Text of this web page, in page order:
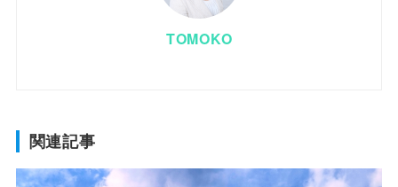
TOMOKO
関連記事